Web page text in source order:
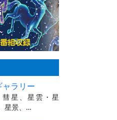
ラリー
彗星、星雲・星
星景、…